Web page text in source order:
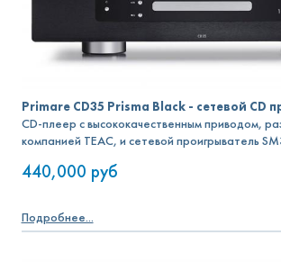
Primare CD35 Prisma Black - сетевой CD
CD-плеер с высококачественным приводом,
компанией TEAC, и сетевой проигрыватель
440,000 руб
Подробнее...